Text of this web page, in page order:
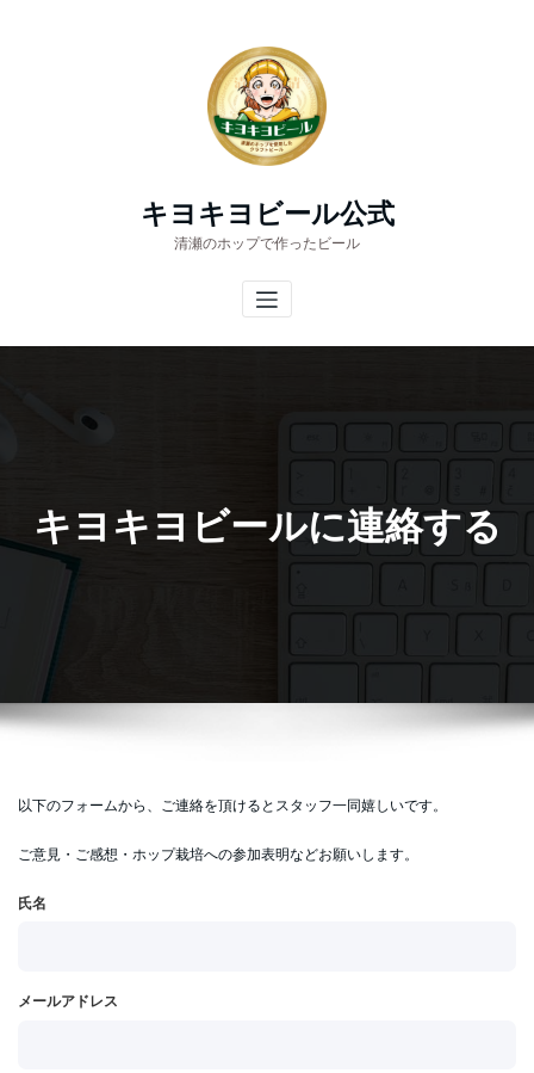
キヨキヨビール公式
清瀬のホップで作ったビール
キヨキヨビールに連絡する
以下のフォームから、ご連絡を頂けるとスタッフ一同嬉しいです。
ご意見・ご感想・ホップ栽培への参加表明などお願いします。
氏名
メールアドレス